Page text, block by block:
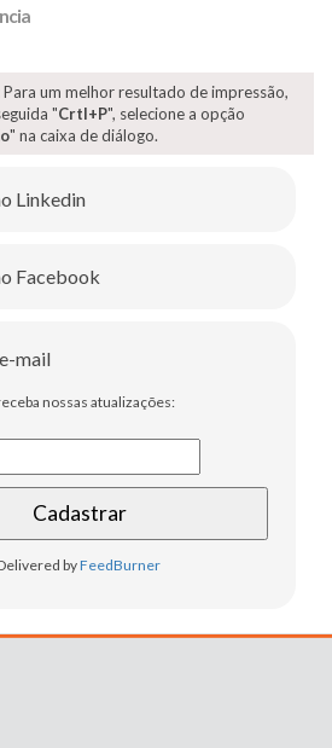
Para um melhor resultado de impressão,
"Crtl+P", selecione a opção
" na caixa de diálogo.
Linkedin
Facebook
mail
nossas atualizações:
byFeedBurner